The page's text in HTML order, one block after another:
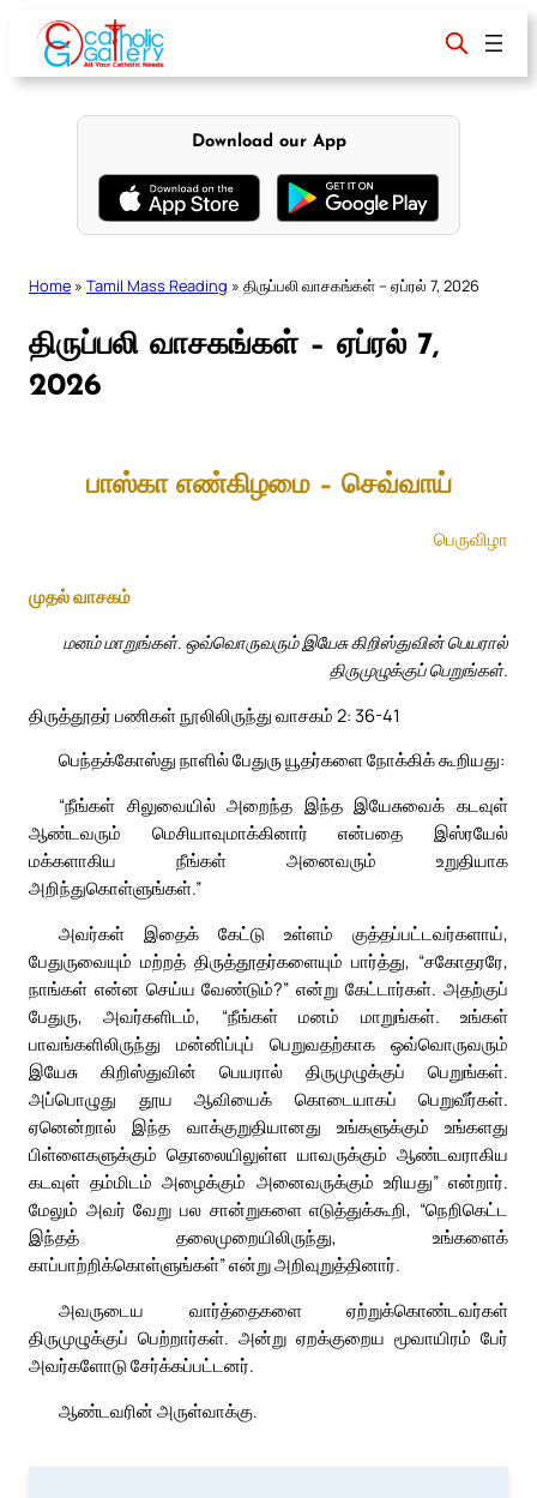
content
Download our App
Home » Tamil Mass Reading » திருப்பலி வாசகங்கள் – ஏப்ரல் 7, 2026
திருப்பலி வாசகங்கள் – ஏப்ரல் 7,
2026
பாஸ்கா எண்கிழமை – செவ்வாய்
பெருவிழா
முதல் வாசகம்
மனம் மாறுங்கள். ஒவ்வொருவரும் இயேசு கிறிஸ்துவின் பெயரால்
திருமுழுக்குப் பெறுங்கள்.
திருத்தூதர் பணிகள் நூலிலிருந்து வாசகம் 2: 36-41
பெந்தக்கோஸ்து நாளில் பேதுரு யூதர்களை நோக்கிக் கூறியது:
“நீங்கள் சிலுவையில் அறைந்த இந்த இயேசுவைக் கடவுள்
ஆண்டவரும் மெசியாவுமாக்கினார் என்பதை இஸ்ரயேல்
மக்களாகிய நீங்கள் அனைவரும் உறுதியாக
அறிந்துகொள்ளுங்கள்.”
அவர்கள் இதைக் கேட்டு உள்ளம் குத்தப்பட்டவர்களாய்,
பேதுருவையும் மற்றத் திருத்தூதர்களையும் பார்த்து, “சகோதரரே,
நாங்கள் என்ன செய்ய வேண்டும்?” என்று கேட்டார்கள். அதற்குப்
பேதுரு, அவர்களிடம், “நீங்கள் மனம் மாறுங்கள். உங்கள்
பாவங்களிலிருந்து மன்னிப்புப் பெறுவதற்காக ஒவ்வொருவரும்
இயேசு கிறிஸ்துவின் பெயரால் திருமுழுக்குப் பெறுங்கள்.
அப்பொழுது தூய ஆவியைக் கொடையாகப் பெறுவீர்கள்.
ஏனென்றால் இந்த வாக்குறுதியானது உங்களுக்கும் உங்களது
பிள்ளைகளுக்கும் தொலையிலுள்ள யாவருக்கும் ஆண்டவராகிய
கடவுள் தம்மிடம் அழைக்கும் அனைவருக்கும் உரியது” என்றார்.
மேலும் அவர் வேறு பல சான்றுகளை எடுத்துக்கூறி, “நெறிகெட்ட
இந்தத் தலைமுறையிலிருந்து, உங்களைக்
காப்பாற்றிக்கொள்ளுங்கள்” என்று அறிவுறுத்தினார்.
அவருடைய வார்த்தைகளை ஏற்றுக்கொண்டவர்கள்
திருமுழுக்குப் பெற்றார்கள். அன்று ஏறக்குறைய மூவாயிரம் பேர்
அவர்களோடு சேர்க்கப்பட்டனர்.
ஆண்டவரின் அருள்வாக்கு.